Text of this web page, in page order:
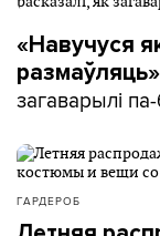
«Навучуся
загаварылі
ГАРДЕРОБ